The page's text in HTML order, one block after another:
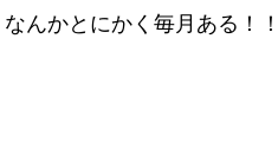
んかとにかく毎月ある！